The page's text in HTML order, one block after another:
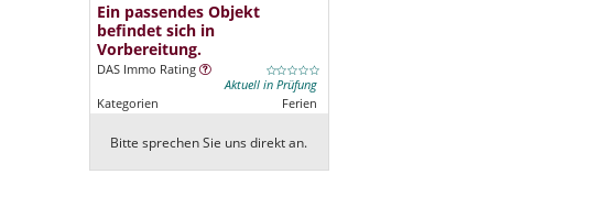
Ein passendes Objekt
befindet sich in
Vorbereitung.
DAS Immo Rating
Aktuell in Prüfung
Kategorien
Ferien
Bitte sprechen Sie uns direkt an.